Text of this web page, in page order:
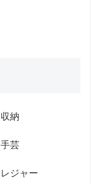
収納
手芸
レジャー